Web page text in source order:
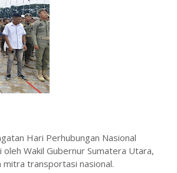
Hari Perhubungan Nasional
Wakil Gubernur Sumatera Utara,
mitra transportasi nasional.